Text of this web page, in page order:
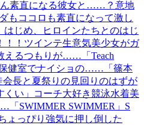
ん素直になる彼女と……？意地
もココロも素直になって激し
はじめ、ヒロインたちとのはじ
！！ツインテ生意気美少女がガ
るつもりが……「Teach
健室でナイショの……「篠本
会長と夏祭りの見回りのはずが
い」コーチ大好き競泳水着美
SWIMMER SWIMMER」S
ょっぴり強気に押し倒した